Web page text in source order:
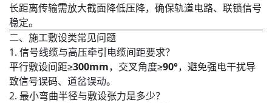
长距离传输需放大截面降低压降，确保轨道电路、联锁信号
稳定。
二、施工敷设类常见问题
1. 信号线缆与高压牵引电缆间距要求？
平行敷设间距≥300mm，交叉角度≥90°，避免强电干扰导
致信号误码、道岔误动。
2. 最小弯曲半径与敷设张力是多少？